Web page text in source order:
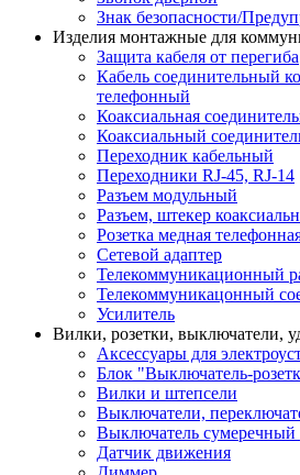
Знак безопасности/
Изделия монтажные для
Защита кабеля от перегиба
Кабель соединительный
телефонный
Коаксиальная
Коаксиальный
Переходник кабельный
Переходники RJ-45, RJ-14
Разъем модульный
Разъем, штекер
Розетка медная
Сетевой адаптер
Телекоммуникационный
Телекоммуникацонный
Усилитель
Вилки, розетки, выключатели,
Аксессуары для
Блок "Выключатель-
Вилки и штепсели
Выключатели,
Выключатель сумеречный
Датчик движения